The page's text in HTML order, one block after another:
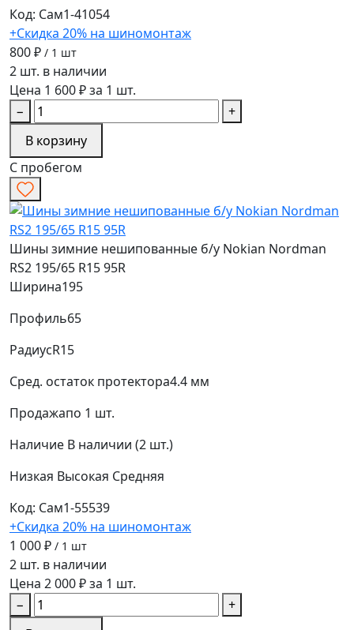
Код: Сам1-41054
+Скидка 20% на шиномонтаж
800 ₽ / 1 шт
2 шт. в наличии
Цена 1 600 ₽ за 1 шт.
−
+
В корзину
С пробегом
Шины зимние нешипованные б/у Nokian Nordman
RS2 195/65 R15 95R
Ширина195
Профиль65
РадиусR15
Сред. остаток протектора4.4 мм
Продажапо 1 шт.
Наличие В наличии (2 шт.)
Низкая Высокая Средняя
Код: Сам1-55539
+Скидка 20% на шиномонтаж
1 000 ₽ / 1 шт
2 шт. в наличии
Цена 2 000 ₽ за 1 шт.
−
+